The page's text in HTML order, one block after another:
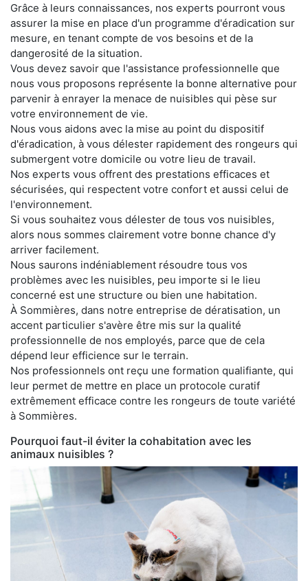
Grâce à leurs connaissances, nos experts pourront vous
assurer la mise en place d'un programme d'éradication sur
mesure, en tenant compte de vos besoins et de la
dangerosité de la situation.
Vous devez savoir que l'assistance professionnelle que
nous vous proposons représente la bonne alternative pour
parvenir à enrayer la menace de nuisibles qui pèse sur
votre environnement de vie.
Nous vous aidons avec la mise au point du dispositif
d'éradication, à vous délester rapidement des rongeurs qui
submergent votre domicile ou votre lieu de travail.
Nos experts vous offrent des prestations efficaces et
sécurisées, qui respectent votre confort et aussi celui de
l'environnement.
Si vous souhaitez vous délester de tous vos nuisibles,
alors nous sommes clairement votre bonne chance d'y
arriver facilement.
Nous saurons indéniablement résoudre tous vos
problèmes avec les nuisibles, peu importe si le lieu
concerné est une structure ou bien une habitation.
À Sommières, dans notre entreprise de dératisation, un
accent particulier s'avère être mis sur la qualité
professionnelle de nos employés, parce que de cela
dépend leur efficience sur le terrain.
Nos professionnels ont reçu une formation qualifiante, qui
leur permet de mettre en place un protocole curatif
extrêmement efficace contre les rongeurs de toute variété
à Sommières.
Pourquoi faut-il éviter la cohabitation avec les
animaux nuisibles ?